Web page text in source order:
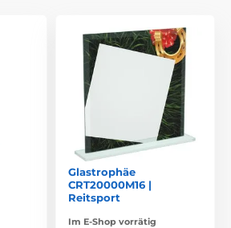
Glastrophäe
CRT20000M16 |
Reitsport
Im E-Shop vorrätig